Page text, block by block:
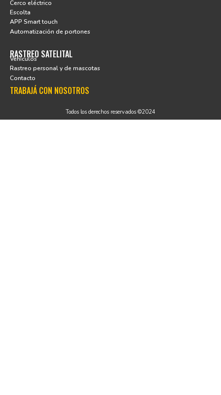
Cerco eléctrico
Escolta
APP Smart touch
Automatización de portones
RASTREO SATELITAL
Vehículos
Rastreo personal y de mascotas
Contacto
TRABAJÁ CON NOSOTROS
Todos los derechos reservados ©2024